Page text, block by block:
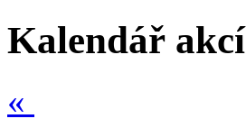
Kalendář akcí
«